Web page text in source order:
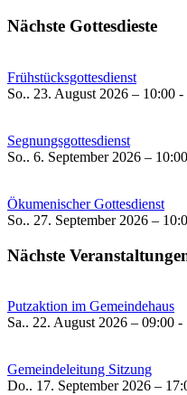
Nächste Gottesdieste
Frühstücksgottesdienst
So.. 23. August 2026 – 10:00 -
Segnungsgottesdienst
So.. 6. September 2026 –
Ökumenischer Gottesdienst
So.. 27. September 2026 –
Nächste
Putzaktion im Gemeindehaus
Sa.. 22. August 2026 – 09:00 -
Gemeindeleitung Sitzung
Do.. 17. September 2026 –